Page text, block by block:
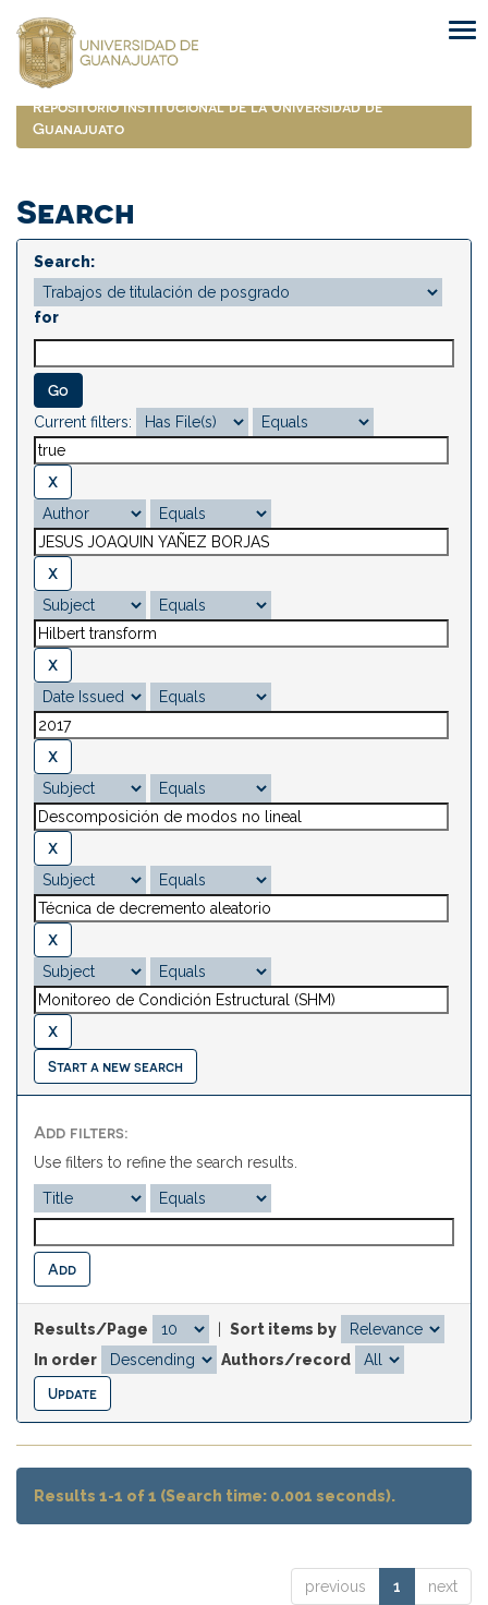
navigation
Repositorio Institucional de la Universidad de
Guanajuato
Search
Search:
for
Current filters:
Start a new search
Add filters:
Use filters to refine the search results.
Results/Page
Sort items by
In order
Authors/record
Results 1-1 of 1 (Search time: 0.001 seconds).
previous 1 next